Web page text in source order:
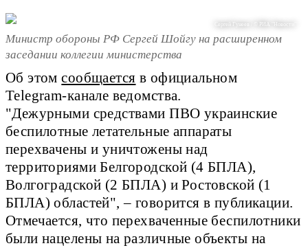
Сергей Гунеев / © РИА "Новости"
Министр обороны РФ Сергей Шойгу на расширенном
заседании коллегии министерства
Об этомсообщается в официальном
Telegram-канале ведомства.
"Дежурными средствами ПВО украинские
беспилотные летательные аппараты
перехвачены и уничтожены над
территориями Белгородской (4 БПЛА),
Волгоградской (2 БПЛА) и Ростовской (1
БПЛА) областей", – говорится в публикации.
Отмечается, что перехваченные беспилотники
были нацелены на различные объекты на